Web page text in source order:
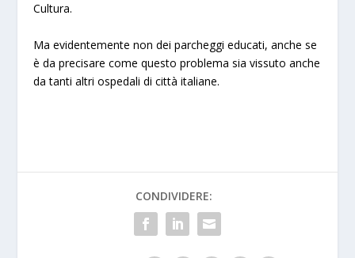
Cultura.
Ma evidentemente non dei parcheggi educati, anche se
è da precisare come questo problema sia vissuto anche
da tanti altri ospedali di città italiane.
CONDIVIDERE: